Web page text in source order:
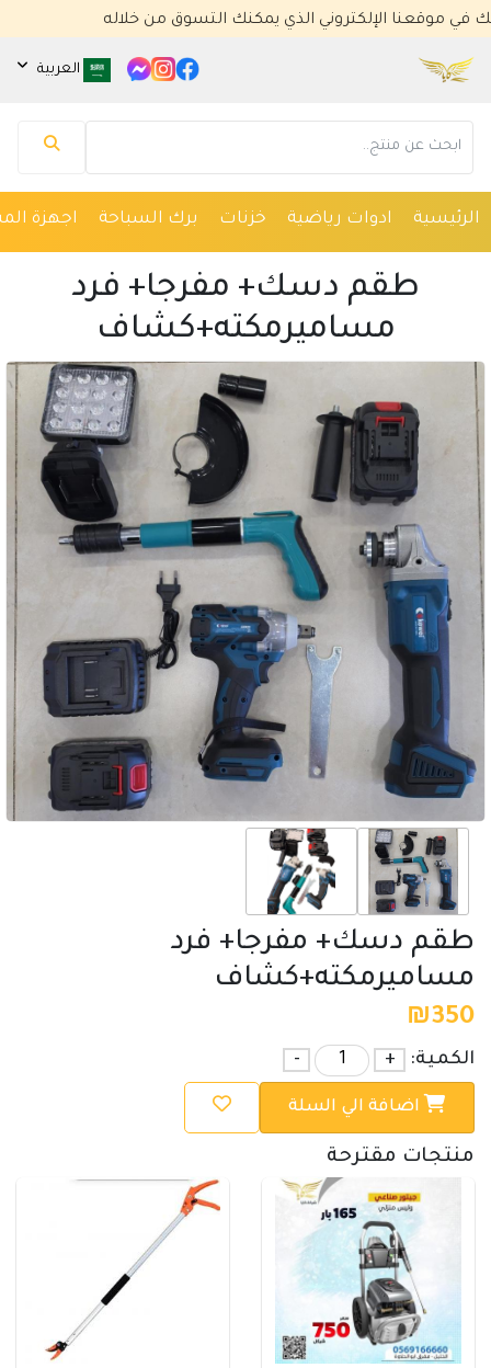
الإلكتروني الذي يمكنك التسوق من خلاله
العربية
الرئيسية ادوات رياضية خزنات برك السباحة اجهزة
طقم دسك+ مفرجا+ فرد
مساميرمكته+كشاف
₪350
الكمية: +
-
اضافة الي السلة
طقم دسك+ مفرجا+ فرد
مساميرمكته+كشاف
منتجات مقترحة
مساعد كايا للتسويق الإلكتروني
كيف يمكنني مساعدتك؟ اكتب لي عن المنتج الذي